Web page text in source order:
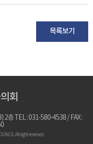
목록보기
회
2층 TEL : 031-580-4538 / FAX :
right reserved.